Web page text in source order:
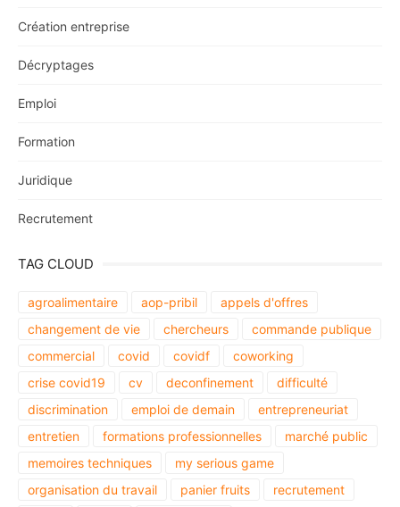
Création entreprise
Décryptages
Emploi
Formation
Juridique
Recrutement
TAG CLOUD
agroalimentaire aop-pribil
appels d'offres
changement de vie
chercheurs
commande publique
commercial
covid covidf
coworking
crise covid19
cv deconfinement
difficulté
discrimination
emploi de demain
entrepreneuriat
entretien
formations professionnelles
marché public
memoires techniques
my serious game
organisation du travail
panier fruits
recrutement